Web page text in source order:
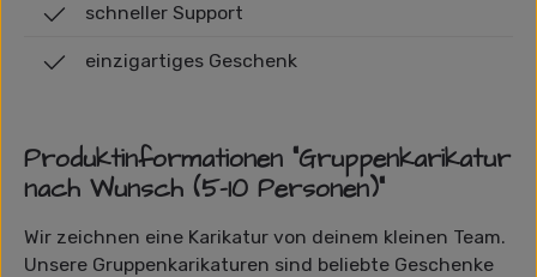
schneller Support
einzigartiges Geschenk
Produktinformationen "Gruppenkarikatur
nach Wunsch (5-10 Personen)"
Wir zeichnen eine Karikatur von deinem kleinen Team.
Unsere Gruppenkarikaturen sind beliebte Geschenke